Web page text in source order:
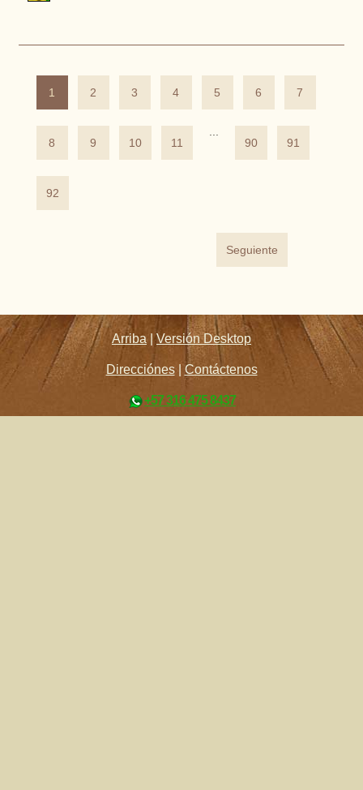
1 2 3 4 5 6 7
8 9 10 11
...
90
91
92
Seguiente
Arriba |Versión Desktop
Direcciónes| Contáctenos
+57 316 475 8437